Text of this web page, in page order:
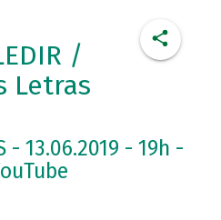
/
Letras
- 13.06.2019 - 19h -